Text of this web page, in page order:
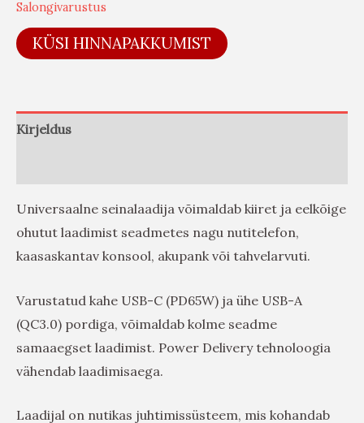
Salongivarustus
KÜSI HINNAPAKKUMIST
Kirjeldus
Universaalne seinalaadija võimaldab kiiret ja eelkõige
ohutut laadimist seadmetes nagu nutitelefon,
kaasaskantav konsool, akupank või tahvelarvuti.
Varustatud kahe USB-C (PD65W) ja ühe USB-A
(QC3.0) pordiga, võimaldab kolme seadme
samaaegset laadimist. Power Delivery tehnoloogia
vähendab laadimisaega.
Laadijal on nutikas juhtimissüsteem, mis kohandab